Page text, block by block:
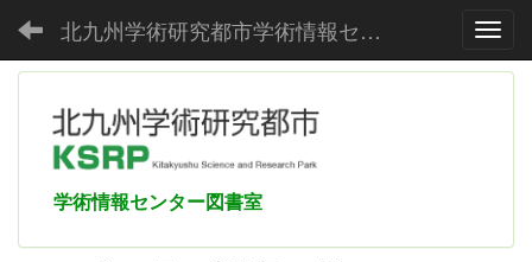
北九州学術研究都市学術情報センター
学術情報センター図書室